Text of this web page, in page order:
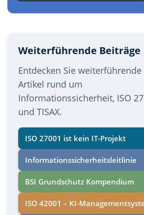
Weiterführende Beiträge
Entdecken Sie weiterführende
Artikel rund um
Informationssicherheit, ISO
und TISAX.
ISO 27001 ist kein IT-Projekt
Informations­sicherheits­leitlinie
BSI Grundschutz Kompendium
ISO 42001 – KI-